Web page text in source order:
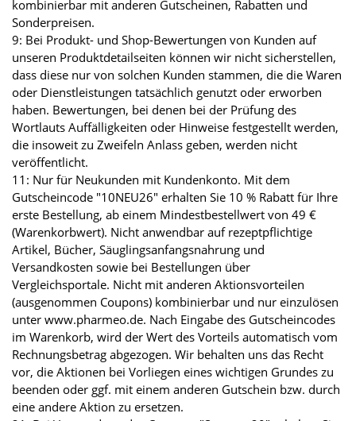
kombinierbar mit anderen Gutscheinen, Rabatten und
Sonderpreisen.
9: Bei Produkt- und Shop-Bewertungen von Kunden auf
unseren Produktdetailseiten können wir nicht sicherstellen,
dass diese nur von solchen Kunden stammen, die die Waren
oder Dienstleistungen tatsächlich genutzt oder erworben
haben. Bewertungen, bei denen bei der Prüfung des
Wortlauts Auffälligkeiten oder Hinweise festgestellt werden,
die insoweit zu Zweifeln Anlass geben, werden nicht
veröffentlicht.
11: Nur für Neukunden mit Kundenkonto. Mit dem
Gutscheincode "10NEU26" erhalten Sie 10 % Rabatt für Ihre
erste Bestellung, ab einem Mindestbestellwert von 49 €
(Warenkorbwert). Nicht anwendbar auf rezeptpflichtige
Artikel, Bücher, Säuglingsanfangsnahrung und
Versandkosten sowie bei Bestellungen über
Vergleichsportale. Nicht mit anderen Aktionsvorteilen
(ausgenommen Coupons) kombinierbar und nur einzulösen
unter www.pharmeo.de. Nach Eingabe des Gutscheincodes
im Warenkorb, wird der Wert des Vorteils automatisch vom
Rechnungsbetrag abgezogen. Wir behalten uns das Recht
vor, die Aktionen bei Vorliegen eines wichtigen Grundes zu
beenden oder ggf. mit einem anderen Gutschein bzw. durch
eine andere Aktion zu ersetzen.